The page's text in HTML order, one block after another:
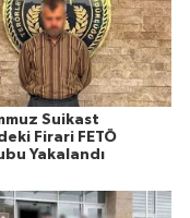
Suikast
Firari FETÖ
Yakalandı